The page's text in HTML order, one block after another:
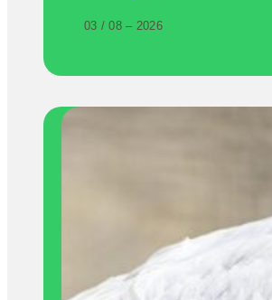
03 / 08 – 2026